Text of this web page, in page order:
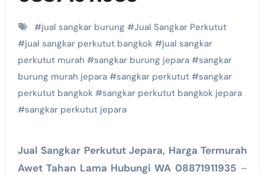
#jual sangkar burung #Jual Sangkar Perkutut
#jual sangkar perkutut bangkok#jual sangkar
perkutut murah #sangkar burung jepara#sangkar
burung murah jepara#sangkar perkutut#sangkar
perkutut bangkok#sangkar perkutut bangkok jepara
#sangkar perkutut jepara
Jual Sangkar Perkutut Jepara, Harga Termurah
Awet Tahan Lama Hubungi WA 08871911935 –